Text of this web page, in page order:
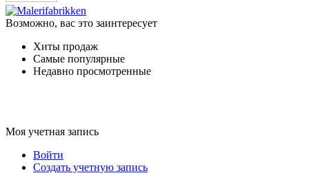
Возможно, вас это заинтересует
Хиты продаж
Самые популярные
Недавно просмотренные
Моя учетная запись
Войти
Создать учетную запись